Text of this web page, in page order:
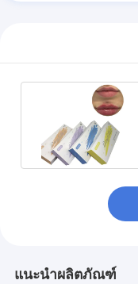
แนะนำผลิตภัณฑ์